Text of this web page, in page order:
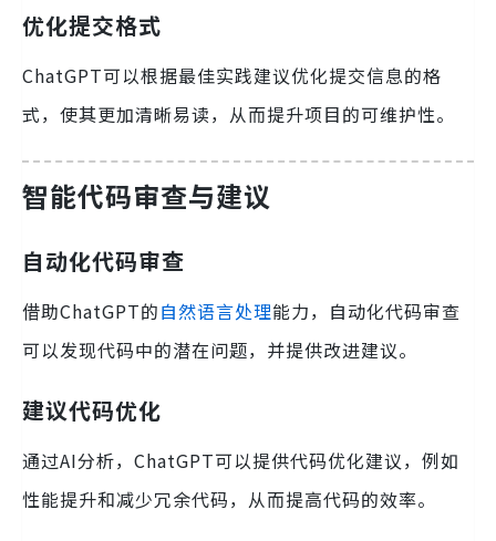
优化提交格式
ChatGPT可以根据最佳实践建议优化提交信息的格
式，使其更加清晰易读，从而提升项目的可维护性。
智能代码审查与建议
自动化代码审查
借助ChatGPT的自然语言处理能力，自动化代码审查
可以发现代码中的潜在问题，并提供改进建议。
建议代码优化
通过AI分析，ChatGPT可以提供代码优化建议，例如
性能提升和减少冗余代码，从而提高代码的效率。